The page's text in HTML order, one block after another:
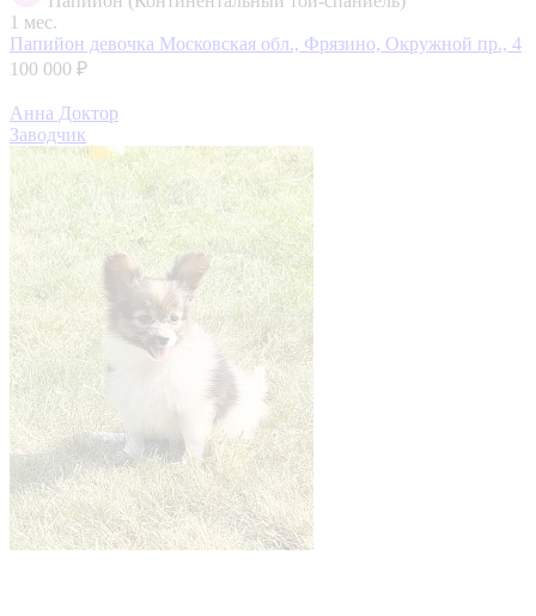
1 мес.
Папийон девочка Московская обл., Фрязино, Окружной пр., 4
100 000 ₽
Анна Доктор
Заводчик